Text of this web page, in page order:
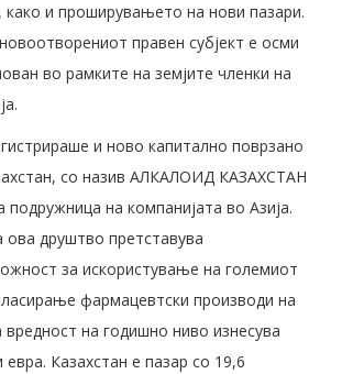
како и проширувањето на нови пазари.
правен субјект е осми
во рамките на земјите членки на
и ново капитално поврзано
со назив АЛКАЛОИД КАЗАХСТАН
на компанијата во Азија.
друштво претставува
за искористување на големиот
фармацевтски производи на
вредност на годишно ниво изнесува
евра. Казахстан е пазар со 19,6